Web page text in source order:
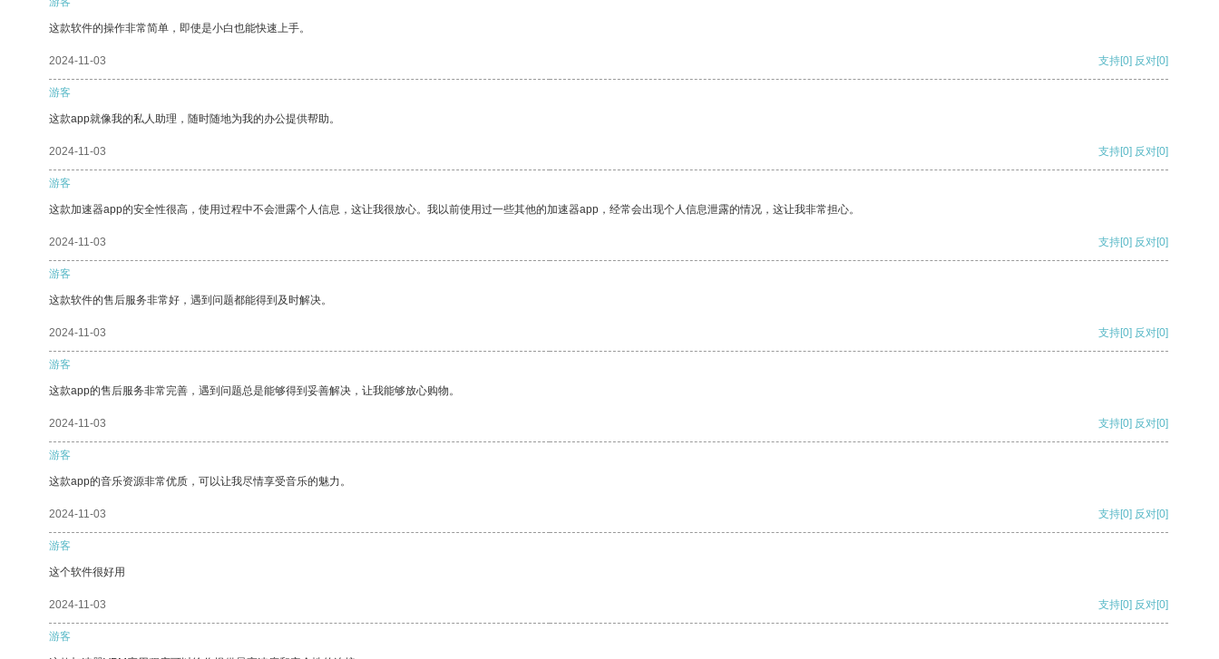
这款软件的操作非常简单，即使是小白也能快速上手。
2024-11-03 支持[0] 反对[0]
游客
这款app就像我的私人助理，随时随地为我的办公提供帮助。
2024-11-03 支持[0] 反对[0]
游客
这款加速器app的安全性很高，使用过程中不会泄露个人信息，这让我很放心。我以前使用过一些其他的加速器app，经常会出现个人信息泄露的情况，这让我非常担心。
2024-11-03 支持[0] 反对[0]
游客
这款软件的售后服务非常好，遇到问题都能得到及时解决。
2024-11-03 支持[0] 反对[0]
游客
这款app的售后服务非常完善，遇到问题总是能够得到妥善解决，让我能够放心购物。
2024-11-03 支持[0] 反对[0]
游客
这款app的音乐资源非常优质，可以让我尽情享受音乐的魅力。
2024-11-03 支持[0] 反对[0]
游客
这个软件很好用
2024-11-03 支持[0] 反对[0]
游客